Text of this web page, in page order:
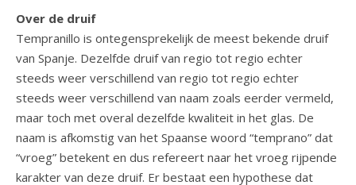
Over de druif
Tempranillo is ontegensprekelijk de meest bekende druif
van Spanje. Dezelfde druif van regio tot regio echter
steeds weer verschillend van regio tot regio echter
steeds weer verschillend van naam zoals eerder vermeld,
maar toch met overal dezelfde kwaliteit in het glas. De
naam is afkomstig van het Spaanse woord “temprano” dat
“vroeg” betekent en dus refereert naar het vroeg rijpende
karakter van deze druif. Er bestaat een hypothese dat